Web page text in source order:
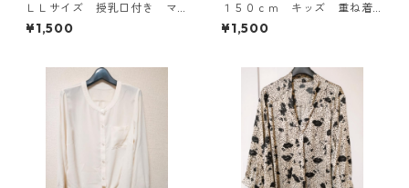
ＬＬサイズ 授乳口付き マ
タニティ ドッキングワンピ
ース ホワイト×ブルー KAE
¥1,500
１５０ｃｍ キッズ 重ね着
風ドルマントップス マゼン
タ KAE-4791
¥1,500